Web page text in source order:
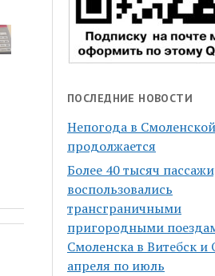
ПОСЛЕДНИЕ НОВОСТИ
Непогода в
продолжается
Более 40 тысяч
воспользовались
трансграничными
пригородными
Смоленска в Витебск и
апреля по июль